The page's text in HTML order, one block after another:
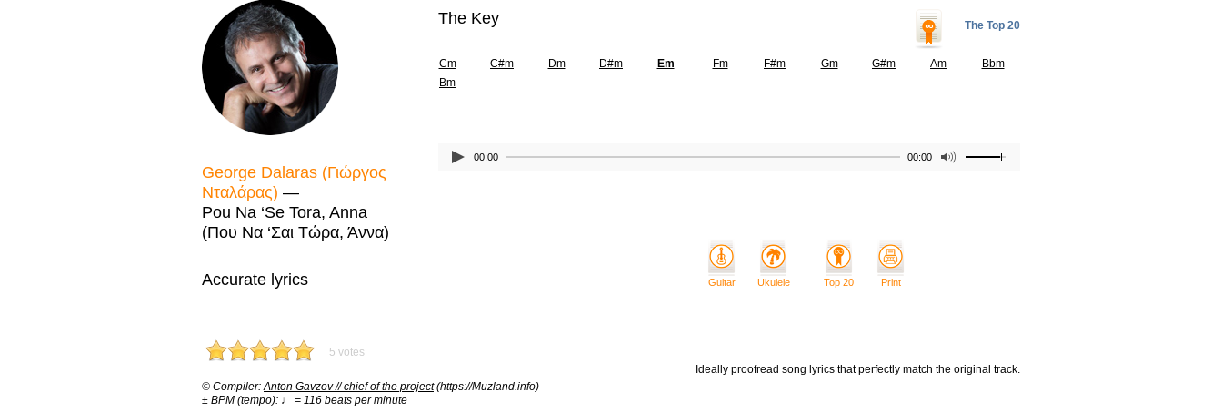
George Dalaras (Γιώργος
Νταλάρας) —
Pou Na ‘Se Tora, Anna
(Που Να ‘Σαι Τώρα, Άννα)
The Key The Top 20
Cm C#m Dm D#m Em Fm F#m Gm G#m Am
Bbm
Bm
00:00 00:00
Accurate lyrics
5 votes
© Compiler:Anton Gavzov // chief of the project(https://Muzland.info)
± BPM (tempo): ♩ = 116 beats per minute
Guitar Ukulele Top 20 Print
Ideally proofread song lyrics that perfectly match the original track.